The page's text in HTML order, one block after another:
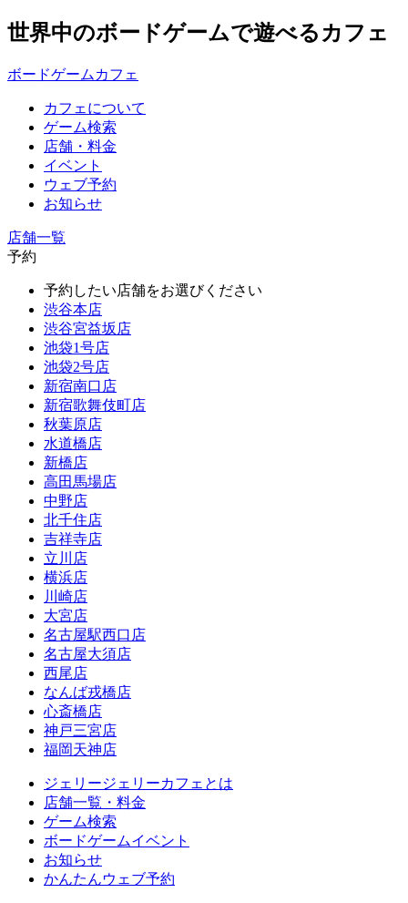
世界中のボードゲームで遊べるカフェ
ボードゲームカフェ
カフェについて
ゲーム検索
店舗・料金
イベント
ウェブ予約
お知らせ
店舗一覧
予約
予約したい店舗をお選びください
渋谷本店
渋谷宮益坂店
池袋1号店
池袋2号店
新宿南口店
新宿歌舞伎町店
秋葉原店
水道橋店
新橋店
高田馬場店
中野店
北千住店
吉祥寺店
立川店
横浜店
川崎店
大宮店
名古屋駅西口店
名古屋大須店
西尾店
なんば戎橋店
心斎橋店
神戸三宮店
福岡天神店
ジェリージェリーカフェとは
店舗一覧・料金
ゲーム検索
ボードゲームイベント
お知らせ
かんたんウェブ予約